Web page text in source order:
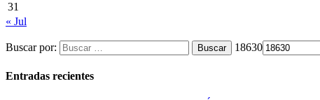
31
« Jul
Buscar por: 18630
Entradas recientes